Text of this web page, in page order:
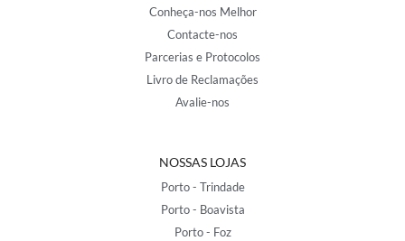
Conheça-nos Melhor
Contacte-nos
Parcerias e Protocolos
Livro de Reclamações
Avalie-nos
NOSSAS LOJAS
Porto - Trindade
Porto - Boavista
Porto - Foz